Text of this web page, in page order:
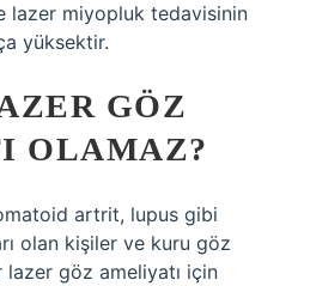
lazer miyopluk tedavisinin
yüksektir.
GÖZ
OLAMAZ?
artrit, lupus gibi
olan kişiler ve kuru göz
göz ameliyatı için